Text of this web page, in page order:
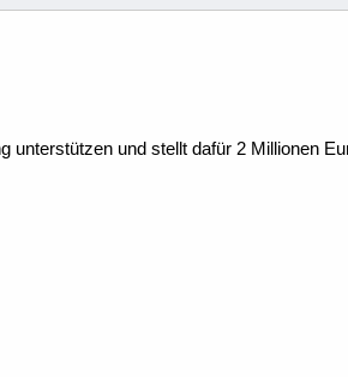
und stellt dafür 2 Millionen